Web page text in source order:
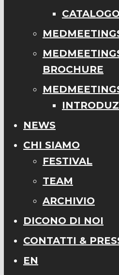
CATALOGO
BROCHURE
NEWS
CHI SIAMO
FESTIVAL
TEAM
ARCHIVIO
DICONO DI NOI
CONTATTI &
EN